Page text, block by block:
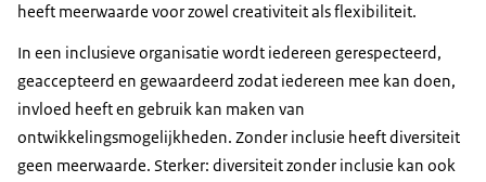
heeft meerwaarde voor zowel creativiteit als flexibiliteit.
In een inclusieve organisatie wordt iedereen gerespecteerd,
geaccepteerd en gewaardeerd zodat iedereen mee kan doen,
invloed heeft en gebruik kan maken van
ontwikkelingsmogelijkheden. Zonder inclusie heeft diversiteit
geen meerwaarde. Sterker: diversiteit zonder inclusie kan ook